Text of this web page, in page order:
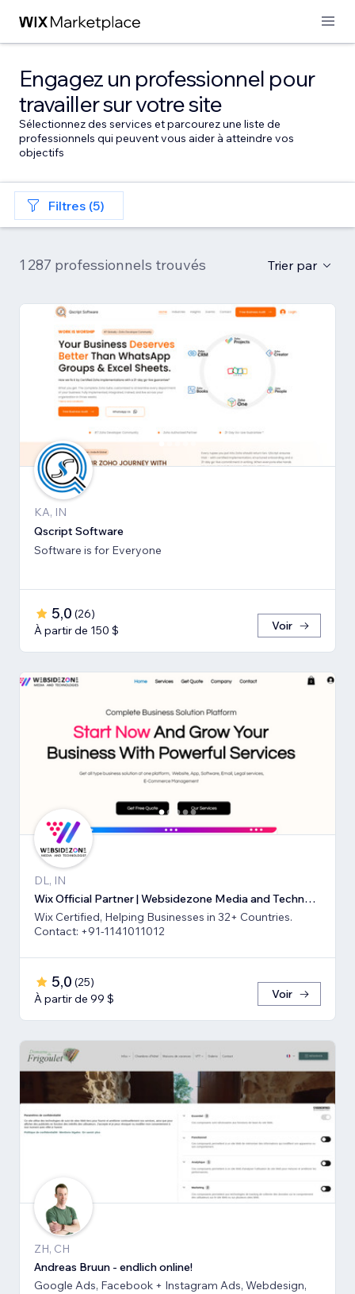
Engagez un professionnel pour
travailler sur votre site
Sélectionnez des services et parcourez une liste de
professionnels qui peuvent vous aider à atteindre vos
objectifs
Filtres (5)
1 287 professionnels trouvés Trier par
KA, IN
Qscript Software
Software is for Everyone
5,0 (26)
À partir de 150 $
Voir
DL, IN
Wix Official Partner | Websidezone Media and Technologies Pvt Ltd
Wix Certified, Helping Businesses in 32+ Countries.
Contact: +91-1141011012
5,0 (25)
À partir de 99 $
Voir
ZH, CH
Andreas Bruun - endlich online!
Google Ads, Facebook + Instagram Ads, Webdesign,